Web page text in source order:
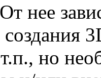
От нее
но